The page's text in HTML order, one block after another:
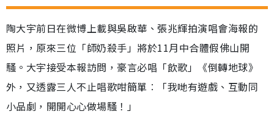
陶大宇前日在微博上載與吳啟華、張兆輝拍演唱會海報的
照片，原來三位「師奶殺手」將於11月中合體假佛山開
騷。大宇接受本報訪問，豪言必唱「飲歌」《倒轉地球》
外，又透露三人不止唱歌咁簡單︰「我哋有遊戲、互動同
小品劇，開開心心做場騷！」